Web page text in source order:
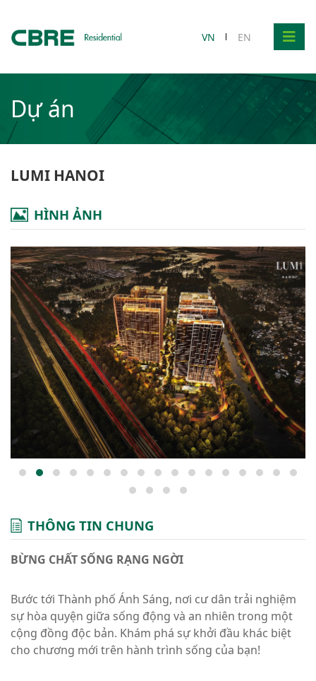
VN EN
Dự án
LUMI HANOI
HÌNH ẢNH
THÔNG TIN CHUNG
BỪNG CHẤT SỐNG RẠNG NGỜI
Bước tới Thành phố Ánh Sáng, nơi cư dân trải nghiệm
sự hòa quyện giữa sống động và an nhiên trong một
cộng đồng độc bản. Khám phá sự khởi đầu khác biệt
cho chương mới trên hành trình sống của bạn!